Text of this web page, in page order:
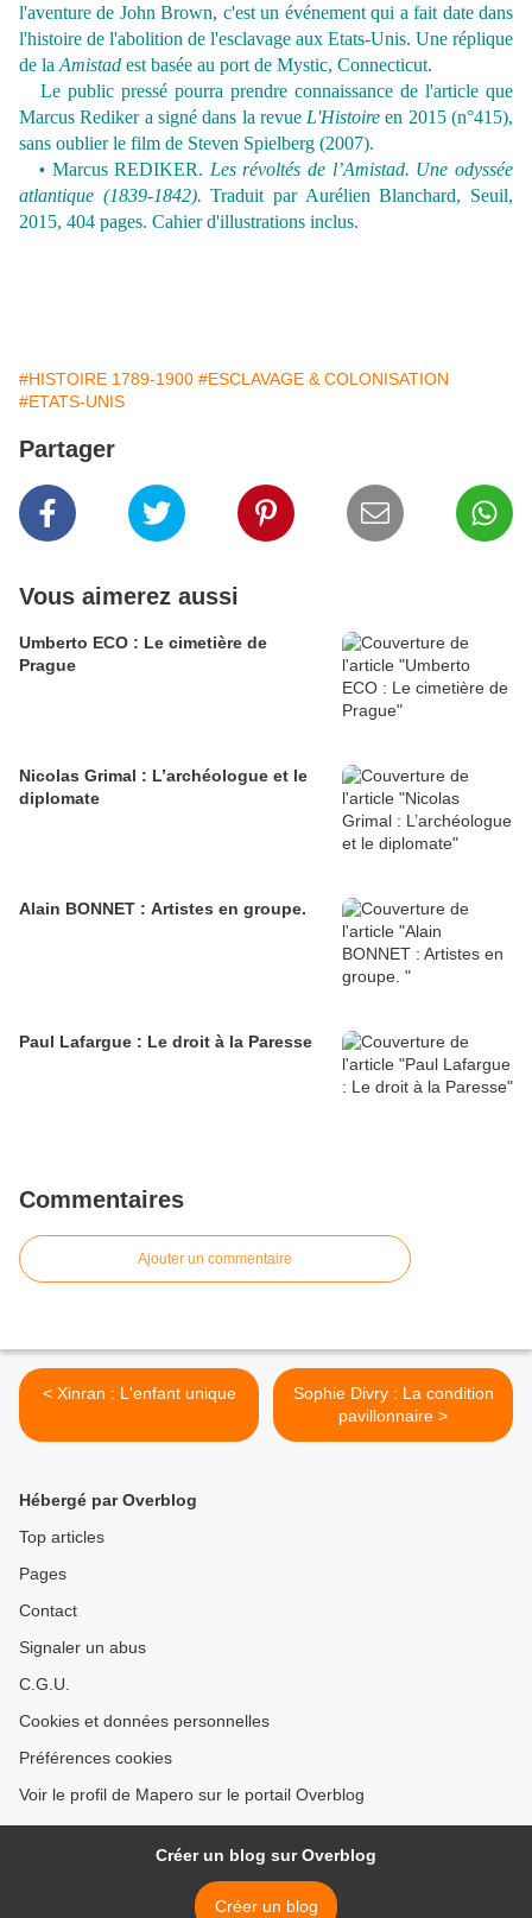
l'aventure de John Brown, c'est un événement qui a fait date dans
l'histoire de l'abolition de l'esclavage aux Etats-Unis. Une réplique
de la Amistad est basée au port de Mystic, Connecticut.
Le public pressé pourra prendre connaissance de l'article que
Marcus Rediker a signé dans la revue L'Histoire en 2015 (n°415),
sans oublier le film de Steven Spielberg (2007).
• Marcus REDIKER. Les révoltés de l’Amistad. Une odyssée
atlantique (1839-1842). Traduit par Aurélien Blanchard, Seuil,
2015, 404 pages. Cahier d'illustrations inclus.
#HISTOIRE 1789-1900 #ESCLAVAGE & COLONISATION
#ETATS-UNIS
Partager
Vous aimerez aussi
Umberto ECO : Le cimetière de
Prague
Nicolas Grimal : L’archéologue et le
diplomate
Alain BONNET : Artistes en groupe.
Paul Lafargue : Le droit à la Paresse
Commentaires
Ajouter un commentaire
< Xinran : L'enfant unique
Sophie Divry : La condition
pavillonnaire >
Hébergé par Overblog
Top articles
Pages
Contact
Signaler un abus
C.G.U.
Cookies et données personnelles
Préférences cookies
Voir le profil de Mapero sur le portail Overblog
Créer un blog sur Overblog
Créer un blog